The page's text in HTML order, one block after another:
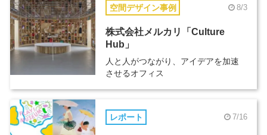
空間デザイン事例 8/3
株式会社メルカリ「Culture
Hub」
人と人がつながり、アイデアを加速
させるオフィス
レポート 7/16